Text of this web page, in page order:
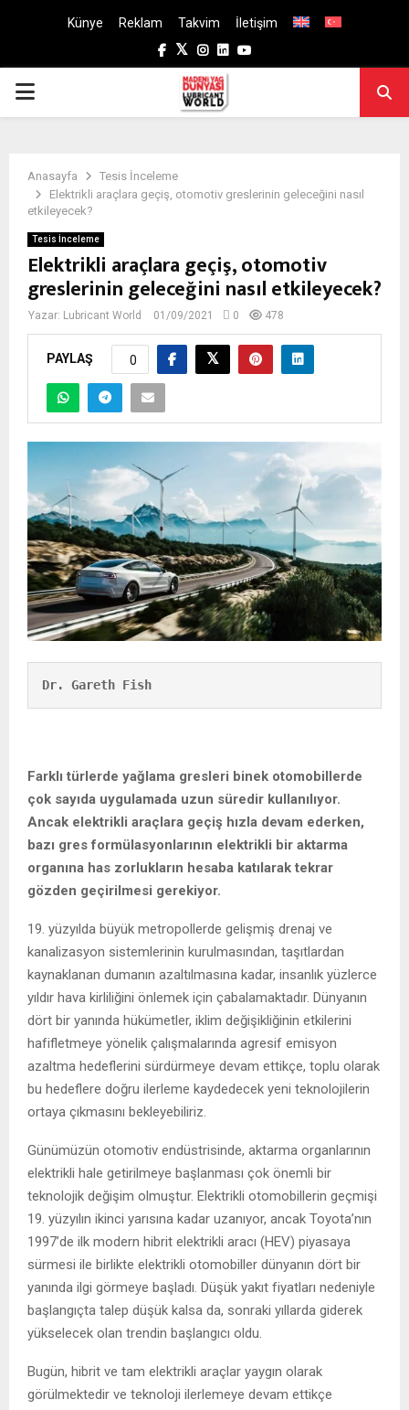
Künye Reklam Takvim
İletişim
Facebook
TwitterInstagram
LinkedinYoutube
PRIMARY
Anasayfa
Tesis İnceleme
Elektrikli araçlara geçiş, otomotiv greslerinin geleceğini nasıl
etkileyecek?
Tesis İnceleme
Elektrikli araçlara geçiş, otomotiv
greslerinin geleceğini nasıl etkileyecek?
Yazar: Lubricant World 01/09/2021 0 478
PAYLAŞ 0
Dr. Gareth Fish
Farklı türlerde yağlama gresleri binek otomobillerde
çok sayıda uygulamada uzun süredir kullanılıyor.
Ancak elektrikli araçlara geçiş hızla devam ederken,
bazı gres formülasyonlarının elektrikli bir aktarma
organına has zorlukların hesaba katılarak tekrar
gözden geçirilmesi gerekiyor.
19. yüzyılda büyük metropollerde gelişmiş drenaj ve
kanalizasyon sistemlerinin kurulmasından, taşıtlardan
kaynaklanan dumanın azaltılmasına kadar, insanlık yüzlerce
yıldır hava kirliliğini önlemek için çabalamaktadır. Dünyanın
dört bir yanında hükümetler, iklim değişikliğinin etkilerini
hafifletmeye yönelik çalışmalarında agresif emisyon
azaltma hedeflerini sürdürmeye devam ettikçe, toplu olarak
bu hedeflere doğru ilerleme kaydedecek yeni teknolojilerin
ortaya çıkmasını bekleyebiliriz.
Günümüzün otomotiv endüstrisinde, aktarma organlarının
elektrikli hale getirilmeye başlanması çok önemli bir
teknolojik değişim olmuştur. Elektrikli otomobillerin geçmişi
19. yüzyılın ikinci yarısına kadar uzanıyor, ancak Toyota’nın
1997’de ilk modern hibrit elektrikli aracı (HEV) piyasaya
sürmesi ile birlikte elektrikli otomobiller dünyanın dört bir
yanında ilgi görmeye başladı. Düşük yakıt fiyatları nedeniyle
başlangıçta talep düşük kalsa da, sonraki yıllarda giderek
yükselecek olan trendin başlangıcı oldu.
Bugün, hibrit ve tam elektrikli araçlar yaygın olarak
görülmektedir ve teknoloji ilerlemeye devam ettikçe